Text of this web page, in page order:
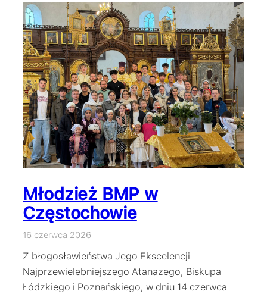
Młodzież BMP w
Częstochowie
16 czerwca 2026
Z błogosławieństwa Jego Ekscelencji
Najprzewielebniejszego Atanazego, Biskupa
Łódzkiego i Poznańskiego, w dniu 14 czerwca